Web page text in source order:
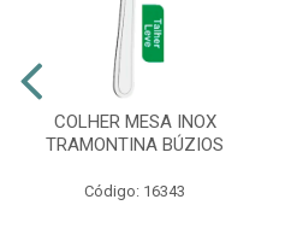
COLHER MESA INOX
TRAMONTINA BÚZIOS
Código: 16343